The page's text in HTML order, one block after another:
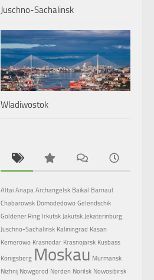
Juschno-Sachalinsk
Wladiwostok
Altai Anapa Archangelsk Baikal Barnaul
Chabarowsk Domodedowo Gelendschik
Goldener Ring Irkutsk Jakutsk Jekaterinburg
Juschno-Sachalinsk Kaliningrad Kasan
Kemerowo Krasnodar Krasnojarsk Kusbass
Königsberg Moskau Murmansk
Nizhnij Nowgorod Norden Norilsk Nowosibirsk